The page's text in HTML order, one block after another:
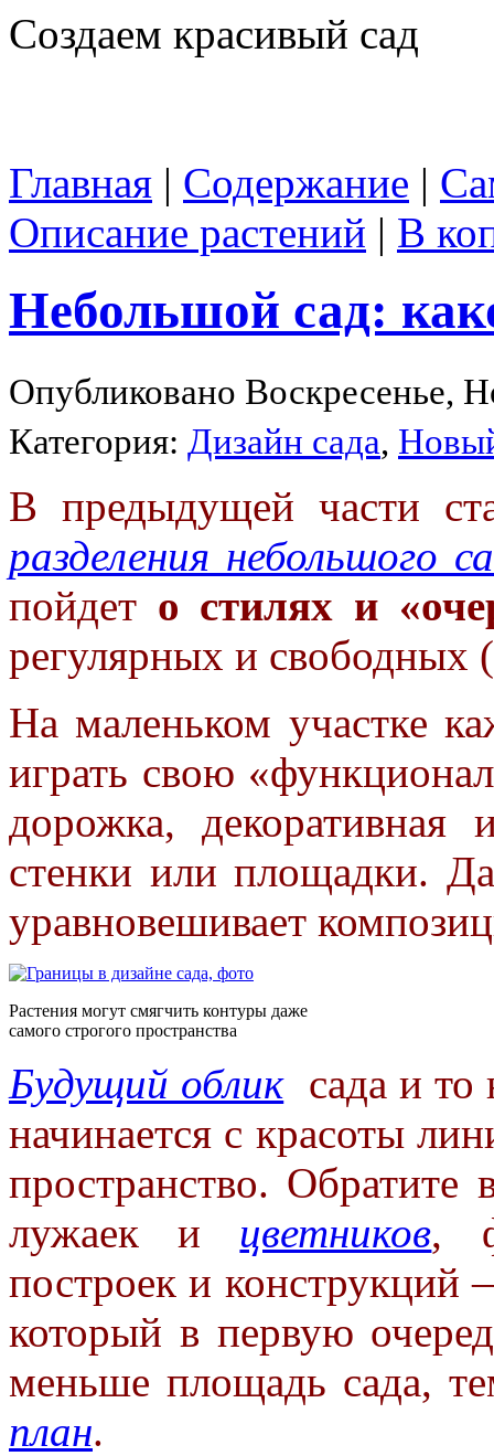
Создаем красивый сад
Главная | Содержание |
Описание растений | В
Небольшой сад:
Опубликовано Воскресенье,
Категория: Дизайн сада,
В предыдущей части
разделения небольшого
пойдет о стилях и
регулярных и свободных
На маленьком участке
играть свою
дорожка, декоративная
стенки или площадки.
уравновешивает
Растения могут смягчить контуры даже
самого строгого пространства
Будущий обликсада и то
начинается с красоты
пространство.
лужаек и цветников,
построек и конструкций
который в первую
меньше площадь сада,
план.